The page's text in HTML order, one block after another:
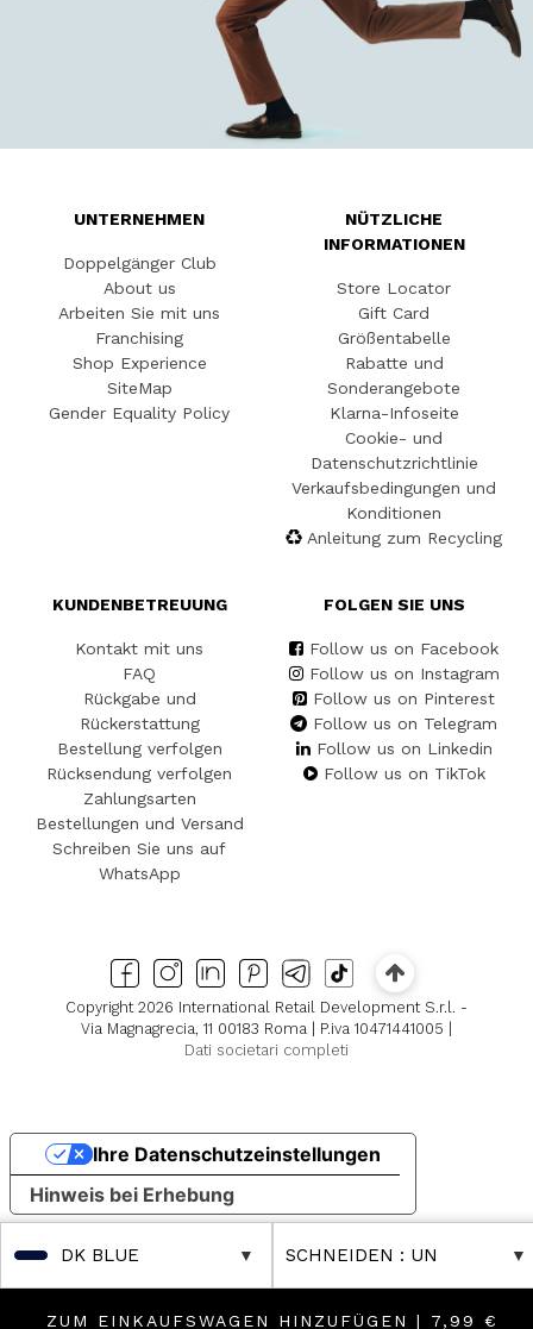
DK BLUE SCHNEIDEN : UN
ZUM EINKAUFSWAGEN HINZUFÜGEN | 7,99 €
UNTERNEHMEN
Doppelgänger Club
About us
Arbeiten Sie mit uns
Franchising
Shop Experience
SiteMap
Gender Equality Policy
NÜTZLICHE
INFORMATIONEN
Store Locator
Gift Card
Größentabelle
Rabatte und
Sonderangebote
Klarna-Infoseite
Cookie- und
Datenschutzrichtlinie
Verkaufsbedingungen und
Konditionen
Anleitung zum Recycling
KUNDENBETREUUNG
Kontakt mit uns
FAQ
Rückgabe und
Rückerstattung
Bestellung verfolgen
Rücksendung verfolgen
Zahlungsarten
Bestellungen und Versand
Schreiben Sie uns auf
WhatsApp
FOLGEN SIE UNS
Follow us on Facebook
Follow us on Instagram
Follow us on Pinterest
Follow us on Telegram
Follow us on Linkedin
Follow us on TikTok
Copyright 2026 International Retail Development S.r.l. -
Via Magnagrecia, 11 00183 Roma | P.iva 10471441005 |
Dati societari completi
Hinweis bei Erhebung
Ihre Datenschutzeinstellungen